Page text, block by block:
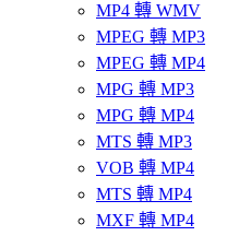
MP4 轉 WMV
MPEG 轉 MP3
MPEG 轉 MP4
MPG 轉 MP3
MPG 轉 MP4
MTS 轉 MP3
VOB 轉 MP4
MTS 轉 MP4
MXF 轉 MP4